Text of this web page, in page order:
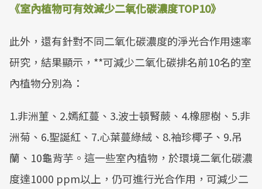
《室內植物可有效減少二氧化碳濃度TOP10》
此外，還有針對不同二氧化碳濃度的淨光合作用速率
研究，結果顯示，**可減少二氧化碳排名前10名的室
內植物分別為：
1.非洲菫、2.嫣紅蔓、3.波士頓腎蕨、4.橡膠樹、5.非
洲菊、6.聖誕紅、7.心葉蔓綠絨、8.袖珍椰子、9.吊
蘭、10龜背芋。這一些室內植物，於環境二氧化碳濃
度達1000 ppm以上，仍可進行光合作用，可減少二